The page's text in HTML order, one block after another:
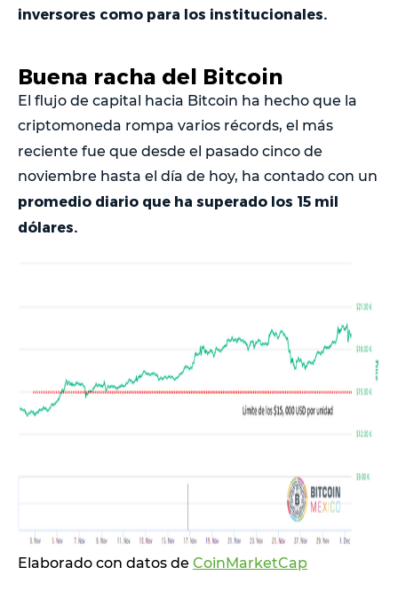
inversores como para los institucionales.
Buena racha del Bitcoin
El flujo de capital hacia Bitcoin ha hecho que la
criptomoneda rompa varios récords, el más
reciente fue que desde el pasado cinco de
noviembre hasta el día de hoy, ha contado con un
promedio diario que ha superado los 15 mil
dólares.
Elaborado con datos de CoinMarketCap